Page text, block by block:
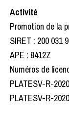
Activité
Promotion de la
SIRET : 200 031
APE : 8412Z
Numéros de
PLATESV-R-
PLATESV-R-